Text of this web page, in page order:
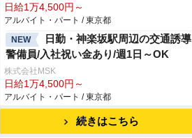
日給1万4,500円～
アルバイト・パート / 東京都
NEW
日勤・神楽坂駅周辺の交通誘導
警備員/入社祝い金あり/週1日～OK
株式会社MSK
日給1万4,500円～
アルバイト・パート / 東京都
続きはこちら